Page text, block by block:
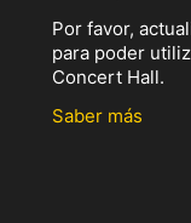
Por favor,
para poder
Concert Hall.
Saber más